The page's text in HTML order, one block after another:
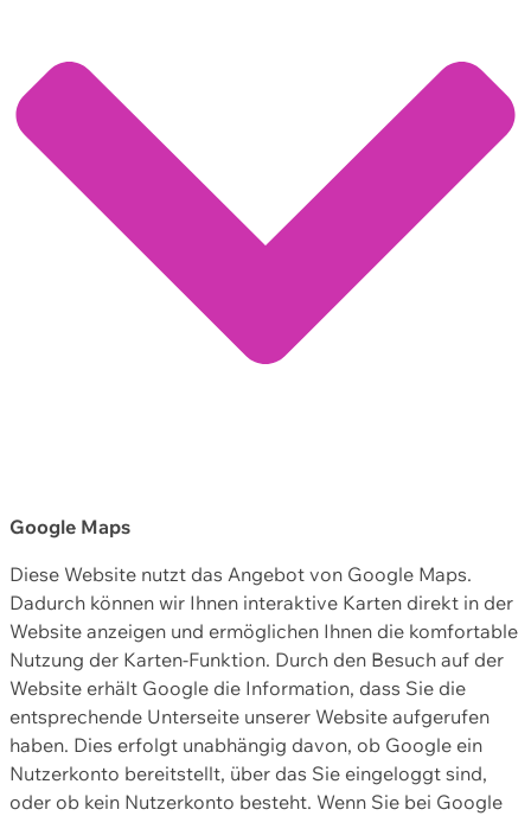
Google Maps
Diese Website nutzt das Angebot von Google Maps.
Dadurch können wir Ihnen interaktive Karten direkt in der
Website anzeigen und ermöglichen Ihnen die komfortable
Nutzung der Karten-Funktion. Durch den Besuch auf der
Website erhält Google die Information, dass Sie die
entsprechende Unterseite unserer Website aufgerufen
haben. Dies erfolgt unabhängig davon, ob Google ein
Nutzerkonto bereitstellt, über das Sie eingeloggt sind,
oder ob kein Nutzerkonto besteht. Wenn Sie bei Google